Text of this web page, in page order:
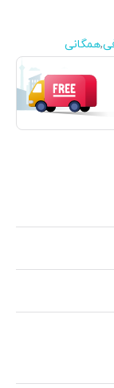
,همگانی